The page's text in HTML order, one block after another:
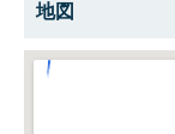
地図